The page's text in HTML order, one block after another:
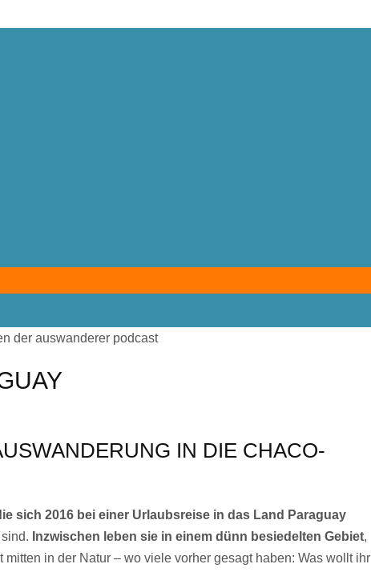
IN DIE CHACO-
sich 2016 bei einer Urlaubsreise in das Land Paraguay
Inzwischen leben sie in einem dünn besiedelten Gebiet,
in der Natur – wo viele vorher gesagt haben: Was wollt ihr